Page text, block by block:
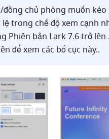
đồng chủ phòng muốn
trong chế độ xem cạnh
Phiên bản Lark 7.6 trở
để xem các bố cục này..